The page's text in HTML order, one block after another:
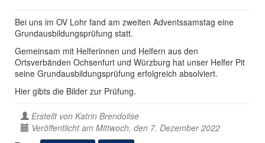
Bei uns im OV Lohr fand am zweiten Adventssamstag eine
Grundausbildungsprüfung statt.
Gemeinsam mit Helferinnen und Helfern aus den
Ortsverbänden Ochsenfurt und Würzburg hat unser Helfer Pit
seine Grundausbildungsprüfung erfolgreich absolviert.
Hier gibts die Bilder zur Prüfung.
Erstellt von Katrin Brendolise
Veröffentlicht am Mittwoch, den 7. Dezember 2022